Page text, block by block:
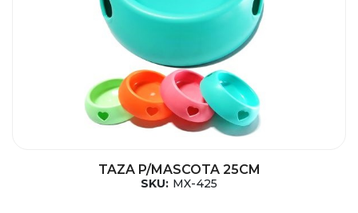
TAZA P/MASCOTA 25CM
SKU: MX-425